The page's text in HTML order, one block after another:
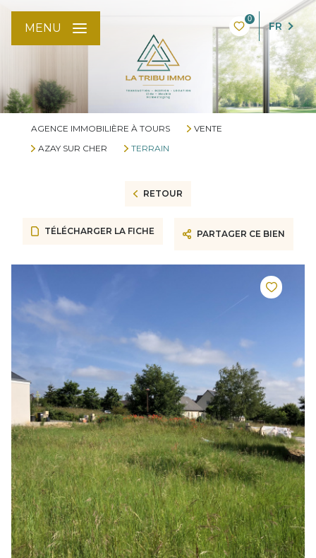
0
FR
MENU
AGENCE IMMOBILIÈRE À TOURS
VENTE
AZAY SUR CHER
TERRAIN
RETOUR
TÉLÉCHARGER LA FICHE PARTAGER CE BIEN